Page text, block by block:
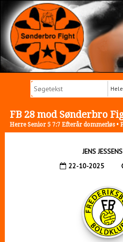
FB 28 mod Sønderbro
Herre Senior 5 7:7 Efterår dommerløs •
JENS
22-10-2025